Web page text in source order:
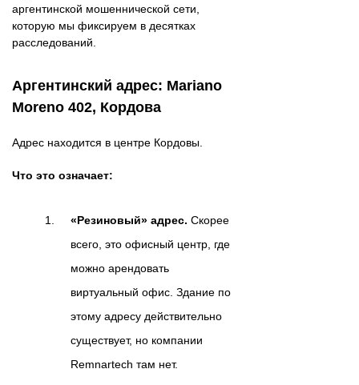
аргентинской мошеннической сети,
которую мы фиксируем в десятках
расследований.
Аргентинский адрес: Mariano
Moreno 402, Кордова
Адрес находится в центре Кордовы.
Что это означает:
«Резиновый» адрес. Скорее
всего, это офисный центр, где
можно арендовать
виртуальный офис. Здание по
этому адресу действительно
существует, но компании
Remnartech там нет.